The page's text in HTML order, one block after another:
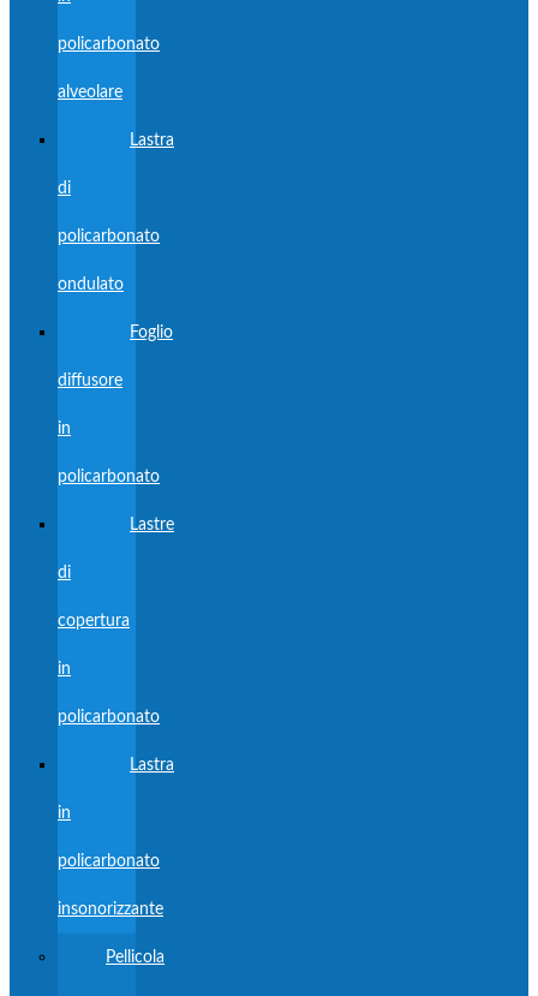
policarbonato
alveolare
Lastra
di
policarbonato
ondulato
Foglio
diffusore
in
policarbonato
Lastre
di
copertura
in
policarbonato
Lastra
in
policarbonato
insonorizzante
Pellicola